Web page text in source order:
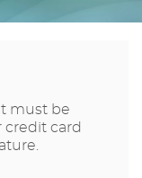
must be
credit card